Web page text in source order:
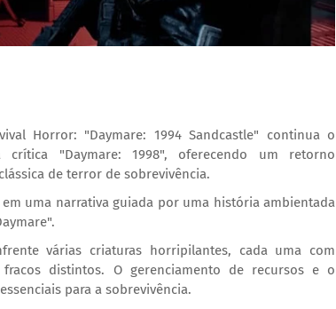
Horror: "Daymare: 1994 Sandcastle" continua o
"Daymare: 1998", oferecendo um retorno
de terror de sobrevivência.
uma narrativa guiada por uma história ambientada
várias criaturas horripilantes, cada uma com
distintos. O gerenciamento de recursos e o
para a sobrevivência.